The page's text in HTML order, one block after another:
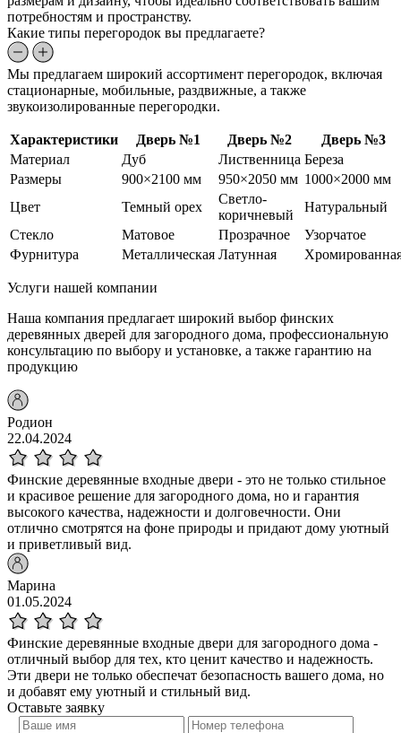
потребностям и пространству.
Какие типы перегородок вы предлагаете?
Мы предлагаем широкий ассортимент перегородок, включая
стационарные, мобильные, раздвижные, а также
звукоизолированные перегородки.
Характеристики Дверь №1 Дверь №2
Дверь №3
Материал
Дуб Лиственница Береза
Размеры
900×2100 мм 950×2050 мм 1000×2000 мм
Цвет
Темный орех
Светло-
коричневый
Натуральный
Стекло
Матовое Прозрачное
Узорчатое
Фурнитура
Металлическая Латунная
Услуги нашей компании
Наша компания предлагает широкий выбор финских
деревянных дверей для загородного дома, профессиональную
консультацию по выбору и установке, а также гарантию на
продукцию
Родион
22.04.2024
Финские деревянные входные двери - это не только стильное
и красивое решение для загородного дома, но и гарантия
высокого качества, надежности и долговечности. Они
отлично смотрятся на фоне природы и придают дому уютный
и приветливый вид.
Марина
01.05.2024
Финские деревянные входные двери для загородного дома -
отличный выбор для тех, кто ценит качество и надежность.
Эти двери не только обеспечат безопасность вашего дома, но
и добавят ему уютный и стильный вид.
Оставьте заявку